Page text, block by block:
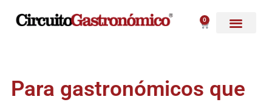
0
Carrito
Para gastronómicos que